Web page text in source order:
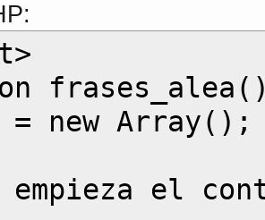
= new Array();
el